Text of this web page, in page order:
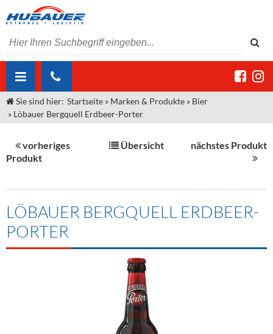
ÜBER UNS
Unser Liefergebiet
Kontakt
Angebote Gastronomie & Großhandel
Neuigkeiten
Termine
MARKEN & PRODUKTE
Sirup
Spirituosen
Kommisionskauf & Lieferbedingungen
Fremddienstleistungen
Sie sind hier: Startseite » Marken & Produkte » Bier
» Löbauer Bergquell Erdbeer-Porter
vorheriges
Produkt
Übersicht nächstes Produkt
LÖBAUER BERGQUELL ERDBEER-
PORTER